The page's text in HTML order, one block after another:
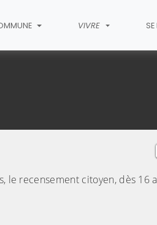
VIVRE SE
recensement citoyen, dès 16